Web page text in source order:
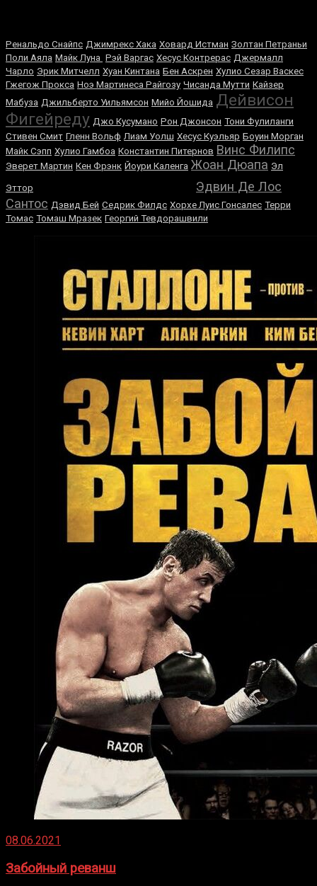
Ренальдо Снайпс Джимрекс Хака Ховард Истман Золтан Петраньи
Поли Аяла Майк Луна Рэй Варгас Хесус Контрерас Джeрмaлл
Чaрло Эрик Митчелл Хуан Кинтана Бен Аскрен Хулио Сезар Васкес
Гжегож Прокса Ноэ Мартинеса Райгозу Чисанда Мутти Кайзер
Мабуза Джильберто Уильямсон Мийо Йошида Дейвисон
Фигейреду Джо Кусумано Рон Джонсон Тони Фулиланги
Стивен Смит Гленн Вольф Лиам Уолш Хесус Куэльяр Боуин Морган
Майк Сэпп Хулио Гамбоа Константин Питернов Винс Филипс
Эверет Мартин Кен Фрэнк Йоури Каленга Жоан Дюапа Эл
Эттор
Эдвин Де Лос
Сантос Дэвид Бей Седрик Филдс Хорхе Луис Гонсалес Терри
Томас Томаш Мразек Георгий Тевдорашвили
08.06.2021
Забойный реванш